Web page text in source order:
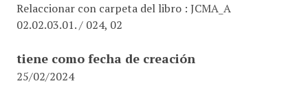
Relaccionar con carpeta del libro : JCMA_A
02.02.03.01. / 024, 02
tiene como fecha de creación
25/02/2024